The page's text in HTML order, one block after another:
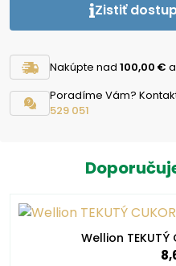
Zistiť
Nakúpte nad 100,00 €
Poradíme Vám?
529 051
Wellion